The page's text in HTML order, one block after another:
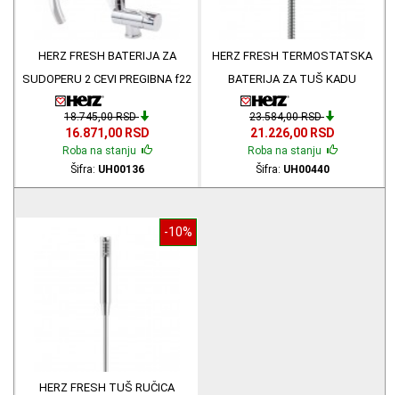
HERZ FRESH BATERIJA ZA
SUDOPERU 2 CEVI PREGIBNA f22
UH00136
18.745,00 RSD
16.871,00 RSD
Roba na stanju
Šifra: UH00136
HERZ FRESH TERMOSTATSKA
BATERIJA ZA TUŠ KADU
UH00440
23.584,00 RSD
21.226,00 RSD
Roba na stanju
Šifra: UH00440
-10%
HERZ FRESH TUŠ RUČICA